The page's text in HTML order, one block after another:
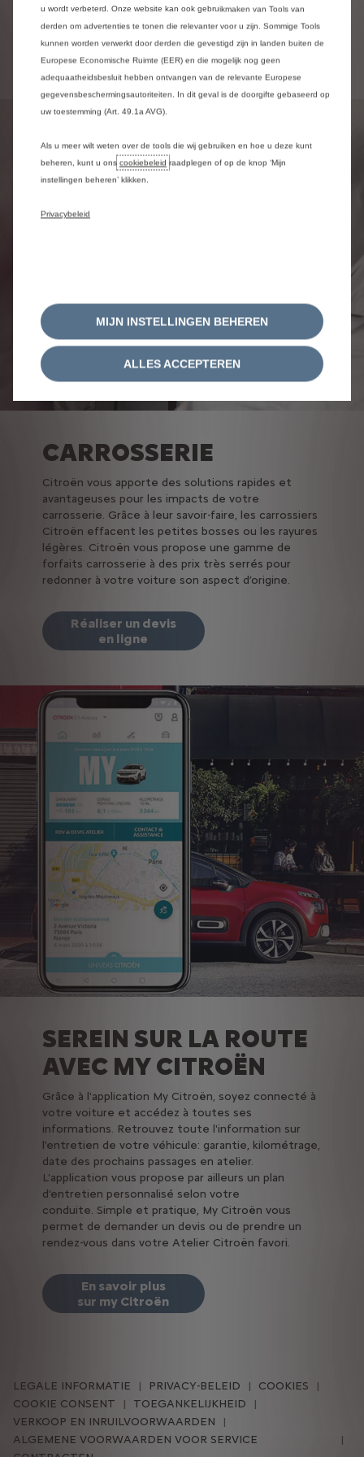
CARROSSERIE
Citroën vous apporte des solutions rapides et
avantageuses pour les impacts de votre
carrosserie. Grâce à leur savoir-faire, les carrossiers
Citroën effacent les petites bosses ou les rayures
légères. Citroën vous propose une gamme de
forfaits carrosserie à des prix très serrés pour
redonner à votre voiture son aspect d’origine.
Réaliser un devis
en ligne
SEREIN SUR LA ROUTE
AVEC MY CITROËN
Grâce à l'application My Citroën, soyez connecté à
votre voiture et accédez à toutes ses
informations. Retrouvez toute l'information sur
l'entretien de votre véhicule: garantie, kilométrage,
date des prochains passages en atelier.
L'application vous propose par ailleurs un plan
d'entretien personnalisé selon votre
conduite. Simple et pratique, My Citroën vous
permet de demander un devis ou de prendre un
rendez-vous dans votre Atelier Citroën favori.
En savoir plus
sur my Citroën
LEGALE INFORMATIE PRIVACY-BELEID
COOKIES
COOKIE CONSENT
TOEGANKELIJKHEID
VERKOOP EN INRUILVOORWAARDEN
ALGEMENE VOORWAARDEN VOOR SERVICE
u wordt verbeterd. Onze website kan ook gebruikmaken van Tools van
derden om advertenties te tonen die relevanter voor u zijn. Sommige Tools
kunnen worden verwerkt door derden die gevestigd zijn in landen buiten de
Europese Economische Ruimte (EER) en die mogelijk nog geen
adequaatheidsbesluit hebben ontvangen van de relevante Europese
gegevensbeschermingsautoriteiten. In dit geval is de doorgifte gebaseerd op
uw toestemming (Art. 49.1a AVG).
Als u meer wilt weten over de tools die wij gebruiken en hoe u deze kunt
beheren, kunt u ons cookiebeleid raadplegen of op de knop ‘Mijn
instellingen beheren’ klikken.
Privacybeleid
MIJN INSTELLINGEN BEHEREN
ALLES ACCEPTEREN